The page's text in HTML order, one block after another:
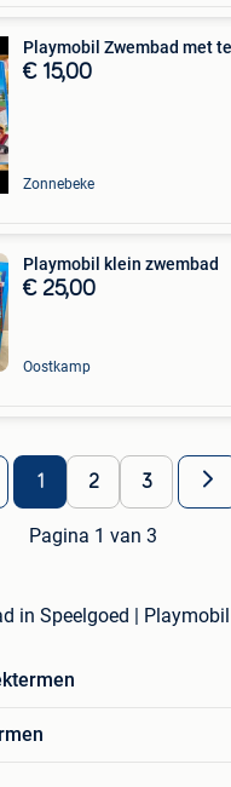
Playmobil Zwembad met
€ 15,00
Zonnebeke
Playmobil klein zwembad
€ 25,00
Oostkamp
1 2 3
Pagina 1 van 3
in Speelgoed | Playmobil